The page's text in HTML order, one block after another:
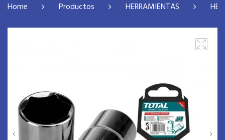
Home Productos HERRAMIENTAS